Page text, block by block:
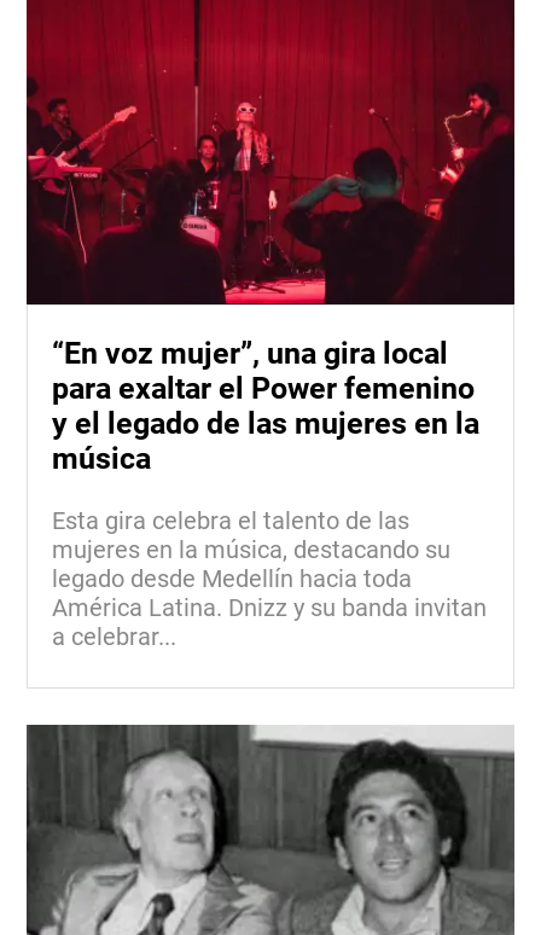
“En voz mujer”, una gira local
para exaltar el Power femenino
y el legado de las mujeres en la
música
Esta gira celebra el talento de las
mujeres en la música, destacando su
legado desde Medellín hacia toda
América Latina. Dnizz y su banda invitan
a celebrar...